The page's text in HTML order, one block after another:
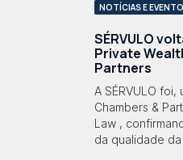
NOTÍCIAS E
SÉRVULO
Private
Partners
A SÉRVULO
Chambers &
Law ,
da qualidade da